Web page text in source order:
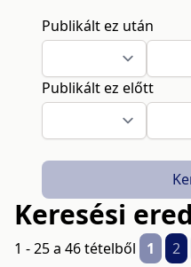
Publikált ez után
Publikált ez előtt
Keresési
1 - 25 a 46 tételből 1 2